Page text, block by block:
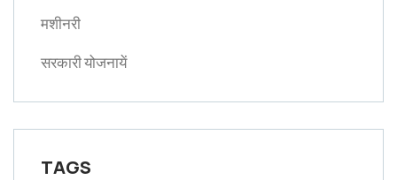
मशीनरी
सरकारी योजनायें
TAGS